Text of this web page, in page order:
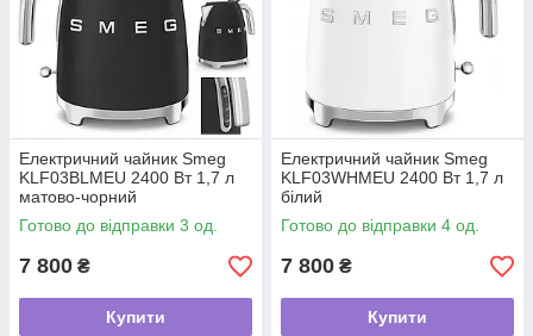
Електричний чайник Smeg
KLF03BLMEU 2400 Вт 1,7 л
матово-чорний
Готово до відправки 3 од.
7 800 ₴
Купити
Електричний чайник Smeg
KLF03WHMEU 2400 Вт 1,7 л
білий
Готово до відправки 4 од.
7 800 ₴
Купити